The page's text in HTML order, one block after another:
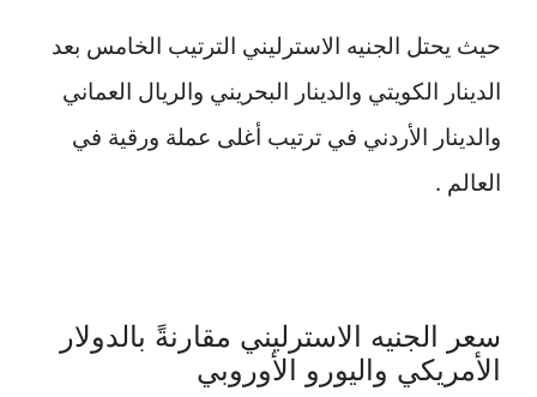
حيث يحتل الجنيه الاسترليني الترتيب الخامس بعد
الدينار الكويتي والدينار البحريني والريال العماني
والدينار الأردني في ترتيب أغلى عملة ورقية في
العالم .
سعر الجنيه الاسترليني مقارنةً بالدولار
الأمريكي واليورو الأوروبي